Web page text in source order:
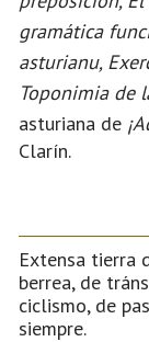
gramática
asturianu,
Toponimia de
asturiana de
Clarín.
Extensa tierra
berrea, de
ciclismo, de
siempre.